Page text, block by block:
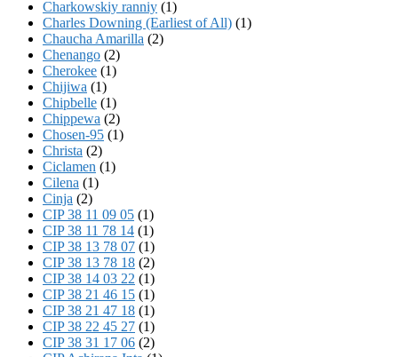
Charkowskiy ranniy (1)
Charles Downing (Earliest of All) (1)
Chaucha Amarilla (2)
Chenango (2)
Cherokee (1)
Chijiwa (1)
Chipbelle (1)
Chippewa (2)
Chosen-95 (1)
Christa (2)
Ciclamen (1)
Cilena (1)
Cinja (2)
CIP 38 11 09 05 (1)
CIP 38 11 78 14 (1)
CIP 38 13 78 07 (1)
CIP 38 13 78 18 (2)
CIP 38 14 03 22 (1)
CIP 38 21 46 15 (1)
CIP 38 21 47 18 (1)
CIP 38 22 45 27 (1)
CIP 38 31 17 06 (2)